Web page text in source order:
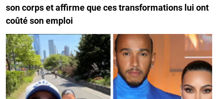
son corps et affirme que ces transformations lui ont
coûté son emploi